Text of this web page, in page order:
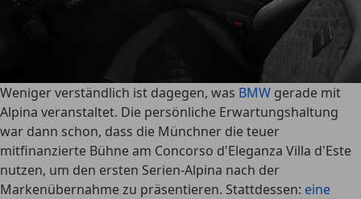
Weniger verständlich ist dagegen, was BMW gerade mit
Alpina veranstaltet. Die persönliche Erwartungshaltung
war dann schon, dass die Münchner die teuer
mitfinanzierte Bühne am Concorso d'Eleganza Villa d'Este
nutzen, um den ersten Serien-Alpina nach der
Markenübernahme zu präsentieren. Stattdessen: eine